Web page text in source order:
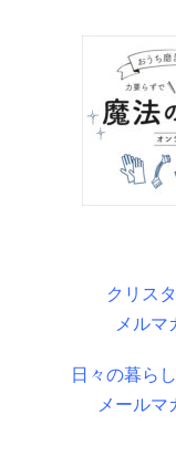
クリス
メルマ
日々の暮ら
メールマ